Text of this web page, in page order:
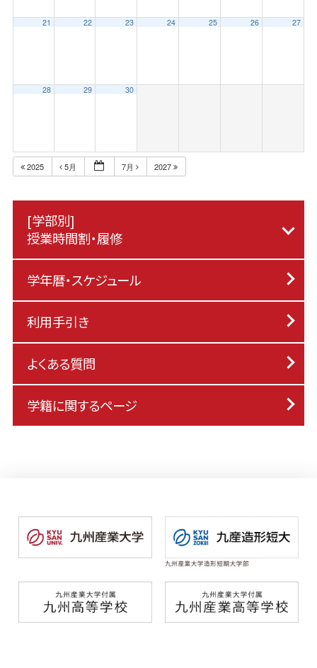
21 22 23 24 25 26 27
28 29 30
2025 5月 7月 2027
[学部別]
授業時間割・履修
学年暦・スケジュール
利用手引き
よくある質問
学籍に関するページ